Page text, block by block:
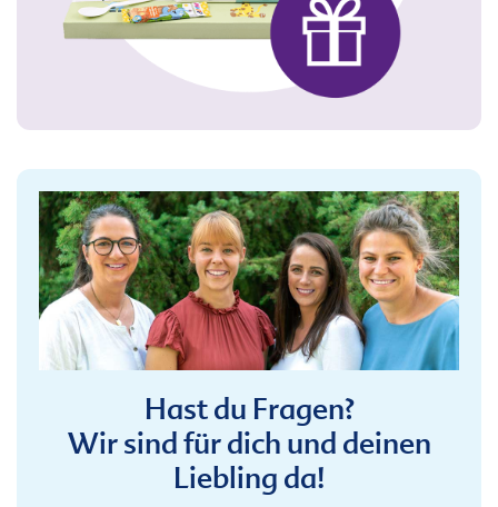
Hast du Fragen?
Wir sind für dich und deinen
Liebling da!